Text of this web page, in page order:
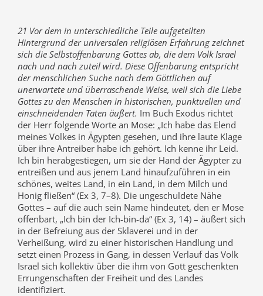
21 Vor dem in unterschiedliche Teile aufgeteilten
Hintergrund der universalen religiösen Erfahrung zeichnet
sich die Selbstoffenbarung Gottes ab, die dem Volk Israel
nach und nach zuteil wird. Diese Offenbarung entspricht
der menschlichen Suche nach dem Göttlichen auf
unerwartete und überraschende Weise, weil sich die Liebe
Gottes zu den Menschen in historischen, punktuellen und
einschneidenden Taten äußert. Im Buch Exodus richtet
der Herr folgende Worte an Mose: „Ich habe das Elend
meines Volkes in Ägypten gesehen, und ihre laute Klage
über ihre Antreiber habe ich gehört. Ich kenne ihr Leid.
Ich bin herabgestiegen, um sie der Hand der Ägypter zu
entreißen und aus jenem Land hinaufzuführen in ein
schönes, weites Land, in ein Land, in dem Milch und
Honig fließen“ (Ex 3, 7–8). Die ungeschuldete Nähe
Gottes – auf die auch sein Name hindeutet, den er Mose
offenbart, „Ich bin der Ich-bin-da“ (Ex 3, 14) – äußert sich
in der Befreiung aus der Sklaverei und in der
Verheißung, wird zu einer historischen Handlung und
setzt einen Prozess in Gang, in dessen Verlauf das Volk
Israel sich kollektiv über die ihm von Gott geschenkten
Errungenschaften der Freiheit und des Landes
identifiziert.